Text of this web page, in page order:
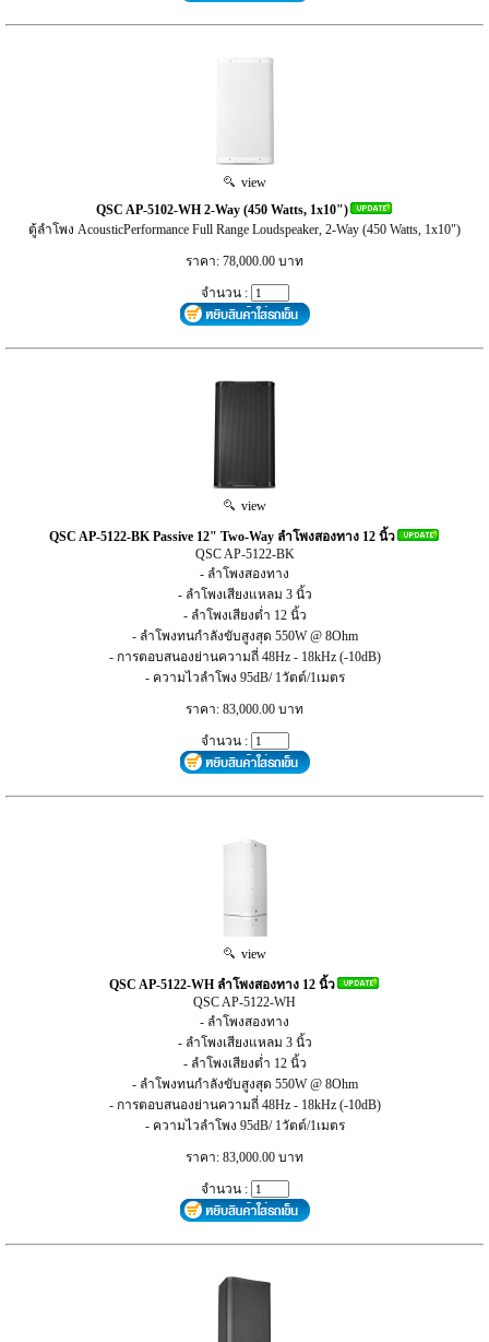
view
QSC AP-5102-WH 2-Way (450 Watts, 1x10")
ตู้ลำโพง AcousticPerformance Full Range Loudspeaker, 2-Way (450 Watts, 1x10")
ราคา: 78,000.00 บาท
จำนวน :
view
QSC AP-5122-BK Passive 12" Two-Way ลำโพงสองทาง 12 นิ้ว
QSC AP-5122-BK
- ลำโพงสองทาง
- ลำโพงเสียงแหลม 3 นิ้ว
- ลำโพงเสียงต่ำ 12 นิ้ว
- ลำโพงทนกำลังขับสูงสุด 550W @ 8Ohm
- การตอบสนองย่านความถี่ 48Hz - 18kHz (-10dB)
- ความไวลำโพง 95dB/ 1วัตต์/1เมตร
ราคา: 83,000.00 บาท
จำนวน :
view
QSC AP-5122-WH ลำโพงสองทาง 12 นิ้ว
QSC AP-5122-WH
- ลำโพงสองทาง
- ลำโพงเสียงแหลม 3 นิ้ว
- ลำโพงเสียงต่ำ 12 นิ้ว
- ลำโพงทนกำลังขับสูงสุด 550W @ 8Ohm
- การตอบสนองย่านความถี่ 48Hz - 18kHz (-10dB)
- ความไวลำโพง 95dB/ 1วัตต์/1เมตร
ราคา: 83,000.00 บาท
จำนวน :